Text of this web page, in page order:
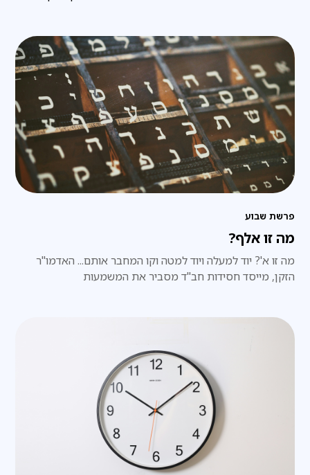
פרשת שבוע
מה זו אלף?
מה זו א'? יוד למעלה ויוד למטה וקו המחבר אותם... האדמו"ר
הזקן, מייסד חסידות חב"ד מסביר את המשמעות